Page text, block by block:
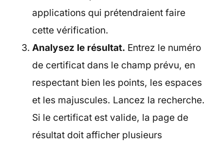
applications qui prétendraient faire
cette vérification.
Analysez le résultat. Entrez le numéro
de certificat dans le champ prévu, en
respectant bien les points, les espaces
et les majuscules. Lancez la recherche.
Si le certificat est valide, la page de
résultat doit afficher plusieurs